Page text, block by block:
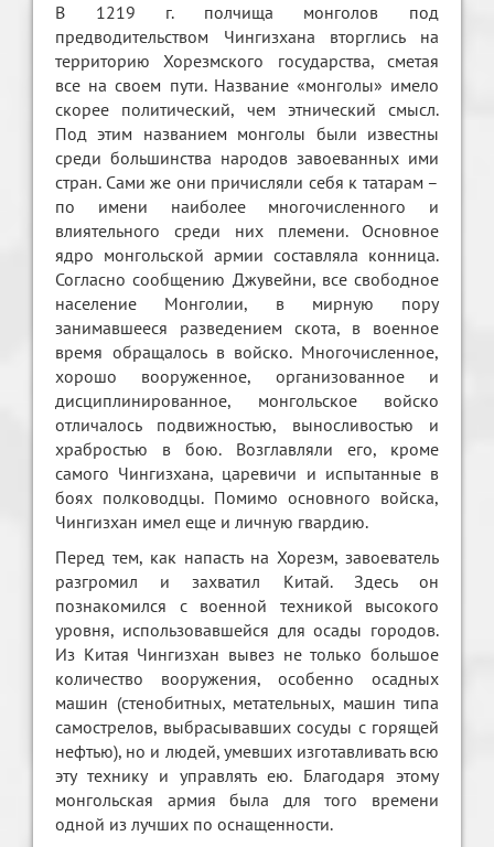
В 1219 г. полчища монголов под
предводительством Чингизхана вторглись на
территорию Хорезмского государства, сметая
все на своем пути. Название «монголы» имело
скорее политический, чем этнический смысл.
Под этим названием монголы были известны
среди большинства народов завоеванных ими
стран. Сами же они причисляли себя к татарам –
по имени наиболее многочисленного и
влиятельного среди них племени. Основное
ядро монгольской армии составляла конница.
Согласно сообщению Джувейни, все свободное
население Монголии, в мирную пору
занимавшееся разведением скота, в военное
время обращалось в войско. Многочисленное,
хорошо вооруженное, организованное и
дисциплинированное, монгольское войско
отличалось подвижностью, выносливостью и
храбростью в бою. Возглавляли его, кроме
самого Чингизхана, царевичи и испытанные в
боях полководцы. Помимо основного войска,
Чингизхан имел еще и личную гвардию.
Перед тем, как напасть на Хорезм, завоеватель
разгромил и захватил Китай. Здесь он
познакомился с военной техникой высокого
уровня, использовавшейся для осады городов.
Из Китая Чингизхан вывез не только большое
количество вооружения, особенно осадных
машин (стенобитных, метательных, машин типа
самострелов, выбрасывавших сосуды с горящей
нефтью), но и людей, умевших изготавливать всю
эту технику и управлять ею. Благодаря этому
монгольская армия была для того времени
одной из лучших по оснащенности.